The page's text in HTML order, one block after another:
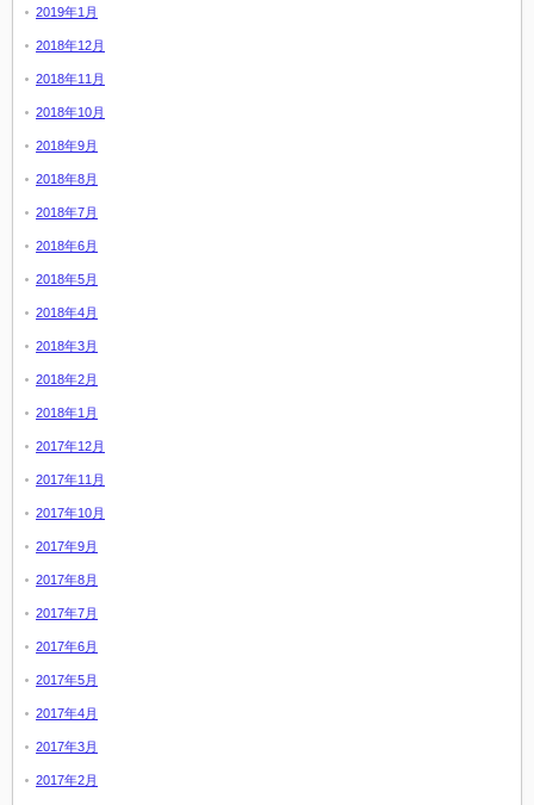
2019年1月
2018年12月
2018年11月
2018年10月
2018年9月
2018年8月
2018年7月
2018年6月
2018年5月
2018年4月
2018年3月
2018年2月
2018年1月
2017年12月
2017年11月
2017年10月
2017年9月
2017年8月
2017年7月
2017年6月
2017年5月
2017年4月
2017年3月
2017年2月